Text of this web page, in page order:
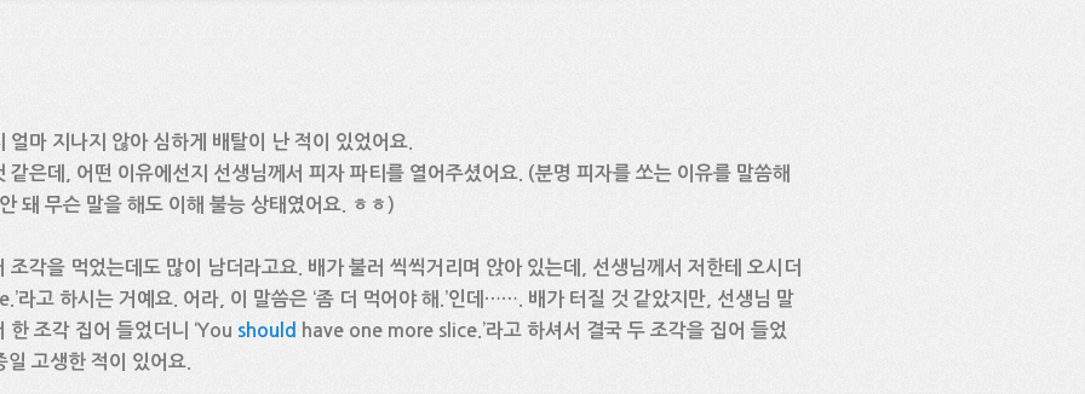
마 지나지 않아 심하게 배탈이 난 적이 있었어요.
같은데, 어떤 이유에선지 선생님께서 피자 파티를 열어주셨어요. (분명 피자를 쏘는 이유를 말씀해
돼 무슨 말을 해도 이해 불능 상태였어요. ㅎㅎ)
조각을 먹었는데도 많이 남더라고요. 배가 불러 씩씩거리며 앉아 있는데, 선생님께서 저한테 오시더
라고 하시는 거예요. 어라, 이 말씀은 ‘좀 더 먹어야 해.’인데……. 배가 터질 것 같았지만, 선생님 말
한 조각 집어 들었더니 ‘You should have one more slice.’라고 하셔서 결국 두 조각을 집어 들었
고생한 적이 있어요.